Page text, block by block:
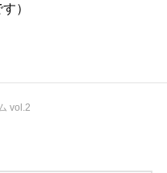
）
vol.2